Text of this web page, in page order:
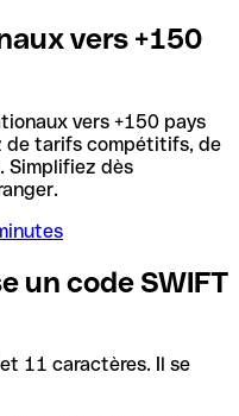
vers +150
vers +150 pays
de tarifs compétitifs, de
Simplifiez dès
un code SWIFT
11 caractères. Il se